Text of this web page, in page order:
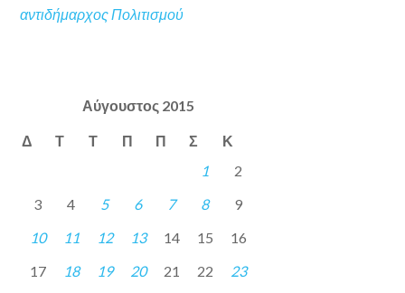
αντιδήμαρχος Πολιτισμού
Αύγουστος 2015
Δ Τ Τ Π Π Σ Κ
1
2
3
4 5 6 7 8
9
10
11 12 13 14 15
16
17
18 19 20 21 22
23